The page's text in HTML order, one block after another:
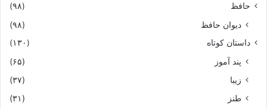
حافظ
(۹۸)
دیوان حافظ (۹۸)
داستان کوتاه (۱۳۰)
پند آموز
(۶۵)
زیبا
(۳۷)
طنز
(۳۱)